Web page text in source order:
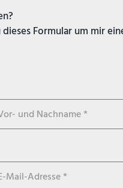
Formular um mir